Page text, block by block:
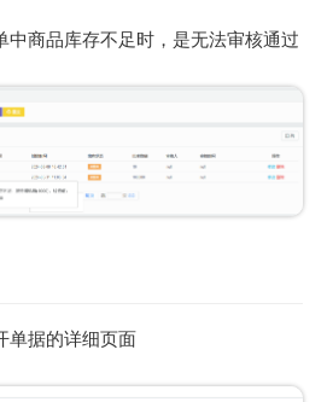
中商品库存不足时，是无法审核通过
单据的详细页面